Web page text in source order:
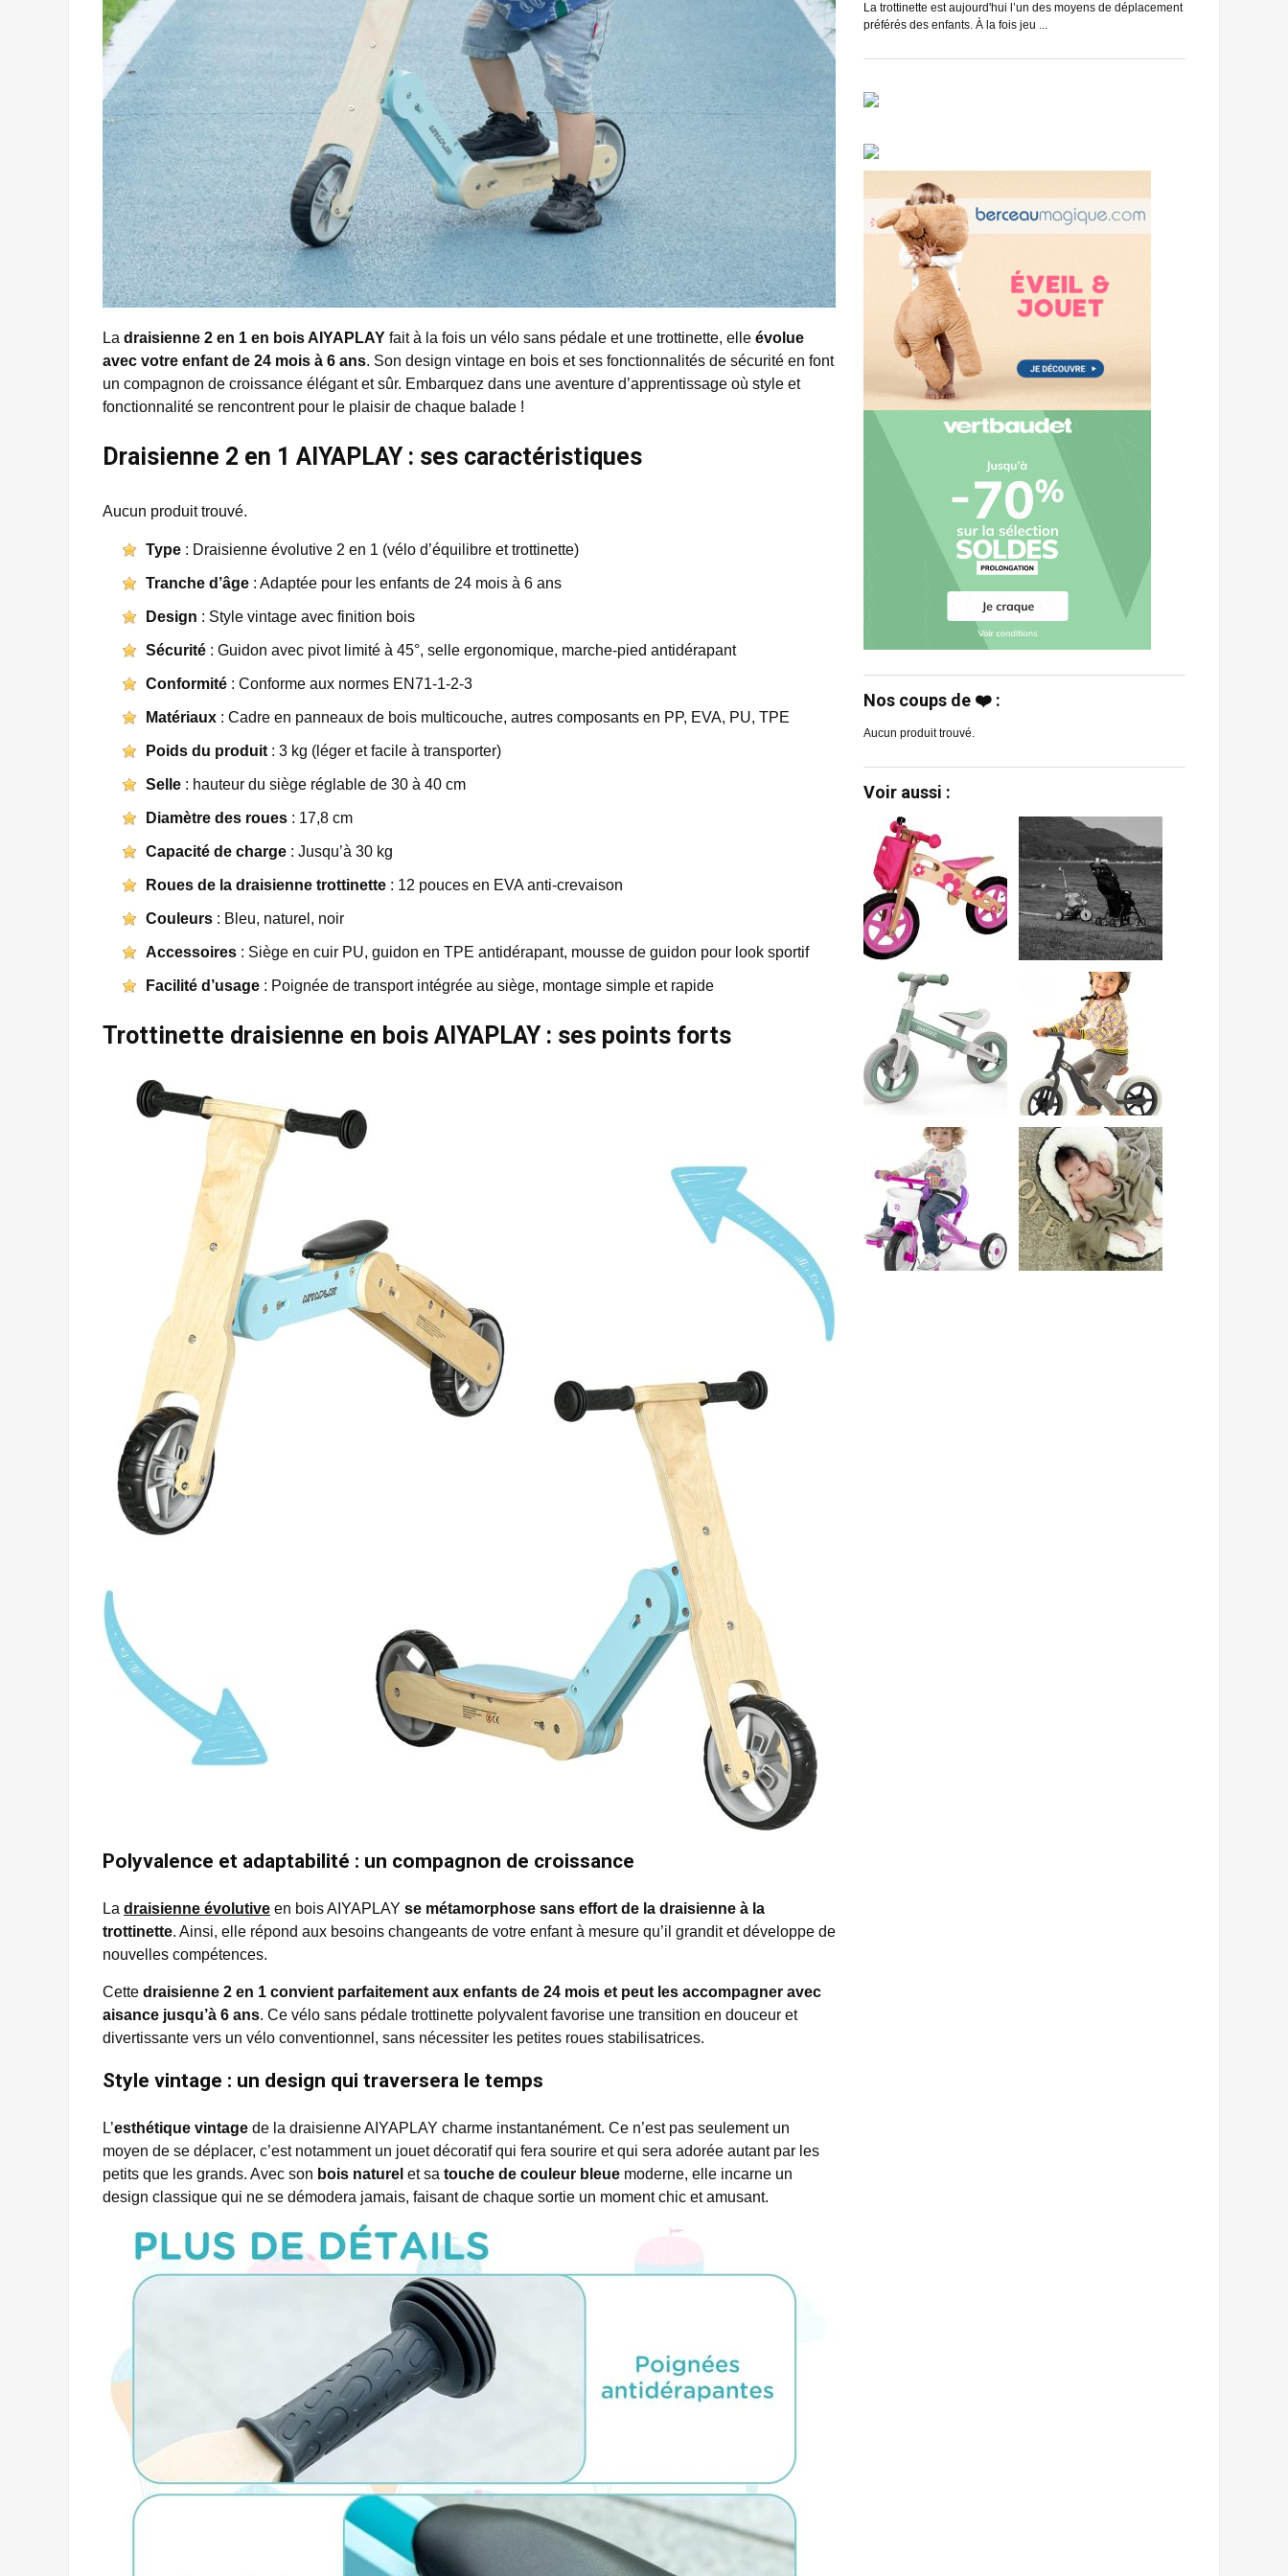
La draisienne 2 en 1 en bois AIYAPLAY fait à la fois un vélo sans pédale et une trottinette, elle évolue
avec votre enfant de 24 mois à 6 ans. Son design vintage en bois et ses fonctionnalités de sécurité en font
un compagnon de croissance élégant et sûr. Embarquez dans une aventure d’apprentissage où style et
fonctionnalité se rencontrent pour le plaisir de chaque balade !
Draisienne 2 en 1 AIYAPLAY : ses caractéristiques
Aucun produit trouvé.
Type : Draisienne évolutive 2 en 1 (vélo d’équilibre et trottinette)
Tranche d’âge : Adaptée pour les enfants de 24 mois à 6 ans
Design : Style vintage avec finition bois
Sécurité : Guidon avec pivot limité à 45°, selle ergonomique, marche-pied antidérapant
Conformité : Conforme aux normes EN71-1-2-3
Matériaux : Cadre en panneaux de bois multicouche, autres composants en PP, EVA, PU, TPE
Poids du produit: 3 kg (léger et facile à transporter)
Selle : hauteur du siège réglable de 30 à 40 cm
Diamètre des roues : 17,8 cm
Capacité de charge : Jusqu’à 30 kg
Roues de la draisienne trottinette : 12 pouces en EVA anti-crevaison
Couleurs : Bleu, naturel, noir
Accessoires : Siège en cuir PU, guidon en TPE antidérapant, mousse de guidon pour look sportif
Facilité d’usage : Poignée de transport intégrée au siège, montage simple et rapide
Trottinette draisienne en bois AIYAPLAY : ses points forts
Polyvalence et adaptabilité : un compagnon de croissance
La draisienne évolutive en bois AIYAPLAY se métamorphose sans effort de la draisienne à la
trottinette. Ainsi, elle répond aux besoins changeants de votre enfant à mesure qu’il grandit et développe de
nouvelles compétences.
Cette draisienne 2 en 1 convient parfaitement aux enfants de 24 mois et peut les accompagner avec
aisance jusqu’à 6 ans. Ce vélo sans pédale trottinette polyvalent favorise une transition en douceur et
divertissante vers un vélo conventionnel, sans nécessiter les petites roues stabilisatrices.
Style vintage : un design qui traversera le temps
L’esthétique vintage de la draisienne AIYAPLAY charme instantanément. Ce n’est pas seulement un
moyen de se déplacer, c’est notamment un jouet décoratif qui fera sourire et qui sera adorée autant par les
petits que les grands. Avec son bois naturel et sa touche de couleur bleue moderne, elle incarne un
design classique qui ne se démodera jamais, faisant de chaque sortie un moment chic et amusant.
plus la notion d'équilibre avant de lui ...
La trottinette est aujourd'hui l’un des moyens de déplacement
préférés des enfants. À la fois jeu ...
Nos coups de ❤️ :
Aucun produit trouvé.
Voir aussi :